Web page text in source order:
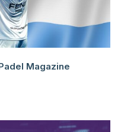
Magazine